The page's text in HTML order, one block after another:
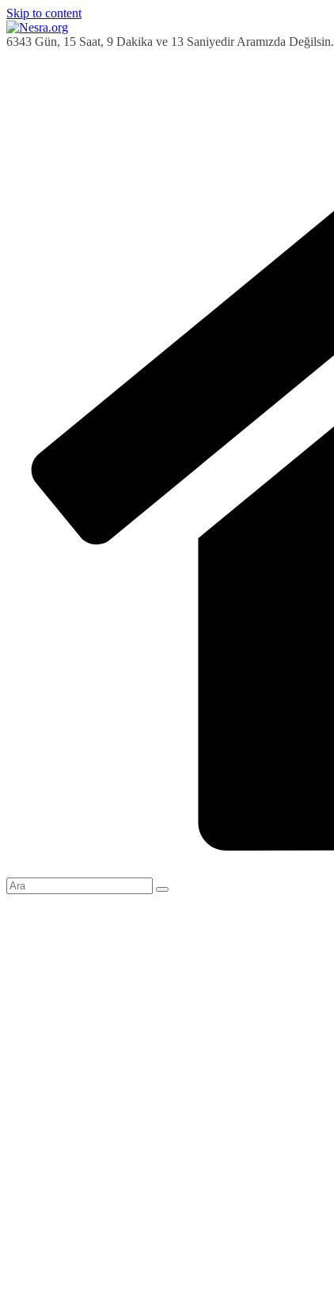
Skip to content
6343 Gün, 15 Saat, 9 Dakika ve 14 Saniyedir Aramızda Değilsin.